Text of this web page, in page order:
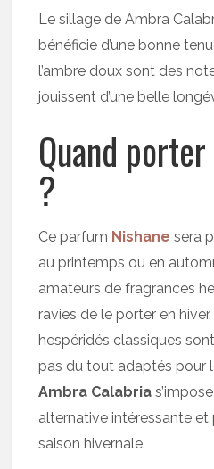
Le sillage de Ambra
bénéficie d’une bonne
l’ambre doux sont des
jouissent d’une belle
Quand
?
Ce parfum Nishane sera
au printemps ou en
amateurs de fragrances
ravies de le porter en
hespéridés classiques
pas du tout adaptés pour
Ambra Calabria
alternative intéressante et
saison hivernale.